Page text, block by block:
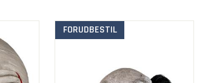
FORUDBESTIL